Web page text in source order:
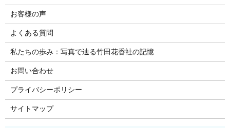
お客様の声
よくある質問
私たちの歩み：写真で辿る竹田花香社の記憶
お問い合わせ
プライバシーポリシー
サイトマップ